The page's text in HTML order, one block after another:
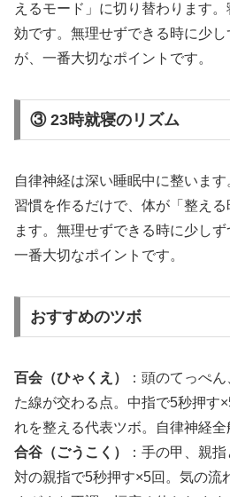
えるモード」に切り替わります
効です。無理せずできる時に少
が、一番大切なポイントです。
③ 23時就寝のリズム
自律神経は深い睡眠中に整いま
習慣を作るだけで、体が「整え
ます。無理せずできる時に少しず
一番大切なポイントです。
おすすめのツボ
百会（ひゃくえ）
：頭のてっぺ
た線が交わる点。中指で5秒押す
れを整える代表ツボ。自律神経全
合谷（ごうこく）
：手の甲、親
対の親指で5秒押す×5回。気の流